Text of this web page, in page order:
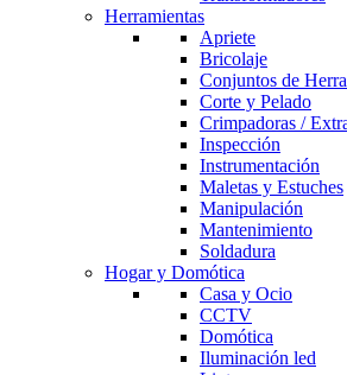
Herramientas
Apriete
Bricolaje
Conjuntos de
Corte y Pelado
Crimpadoras /
Inspección
Instrumentación
Maletas y Estuches
Manipulación
Mantenimiento
Soldadura
Hogar y Domótica
Casa y Ocio
CCTV
Domótica
Iluminación led